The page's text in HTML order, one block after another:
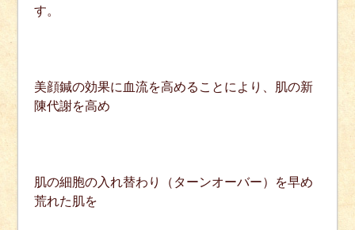
す。
美顔鍼の効果に血流を高めることにより、肌の新
陳代謝を高め
肌の細胞の入れ替わり（ターンオーバー）を早め
荒れた肌を